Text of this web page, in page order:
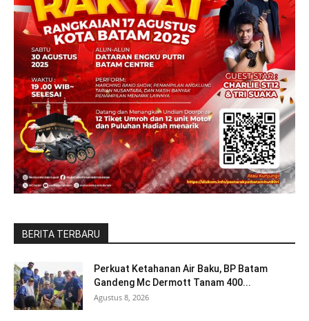
BERITA TERBARU
Perkuat Ketahanan Air Baku, BP Batam
Gandeng Mc Dermott Tanam 400...
Agustus 8, 2026